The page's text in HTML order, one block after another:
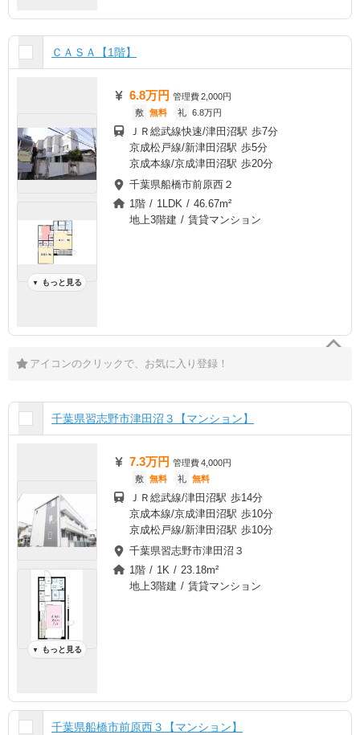
ＣＡＳＡ【1階】
▼ もっと見る
6.8万円 管理費2,000円
敷 無料 礼 6.8万円
ＪＲ総武線快速/津田沼駅 歩7分
京成松戸線/新津田沼駅 歩5分
京成本線/京成津田沼駅 歩20分
千葉県船橋市前原西２
1階 / 1LDK / 46.67m²
地上3階建 / 賃貸マンション
アイコンのクリックで、お気に入り登録！
千葉県習志野市津田沼３【マンション】
▼ もっと見る
7.3万円 管理費4,000円
敷 無料 礼 無料
ＪＲ総武線/津田沼駅 歩14分
京成本線/京成津田沼駅 歩10分
京成松戸線/新津田沼駅 歩10分
千葉県習志野市津田沼３
1階 / 1K / 23.18m²
地上3階建 / 賃貸マンション
千葉県船橋市前原西３【マンション】